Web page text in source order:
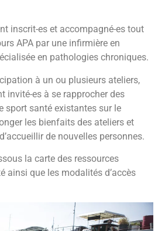
inscrit-es et accompagné-es tout
APA par une infirmière en
en pathologies chroniques.
à un ou plusieurs ateliers,
invité-es à se rapprocher des
sport santé existantes sur le
les bienfaits des ateliers et
de nouvelles personnes.
la carte des ressources
ainsi que les modalités d’accès